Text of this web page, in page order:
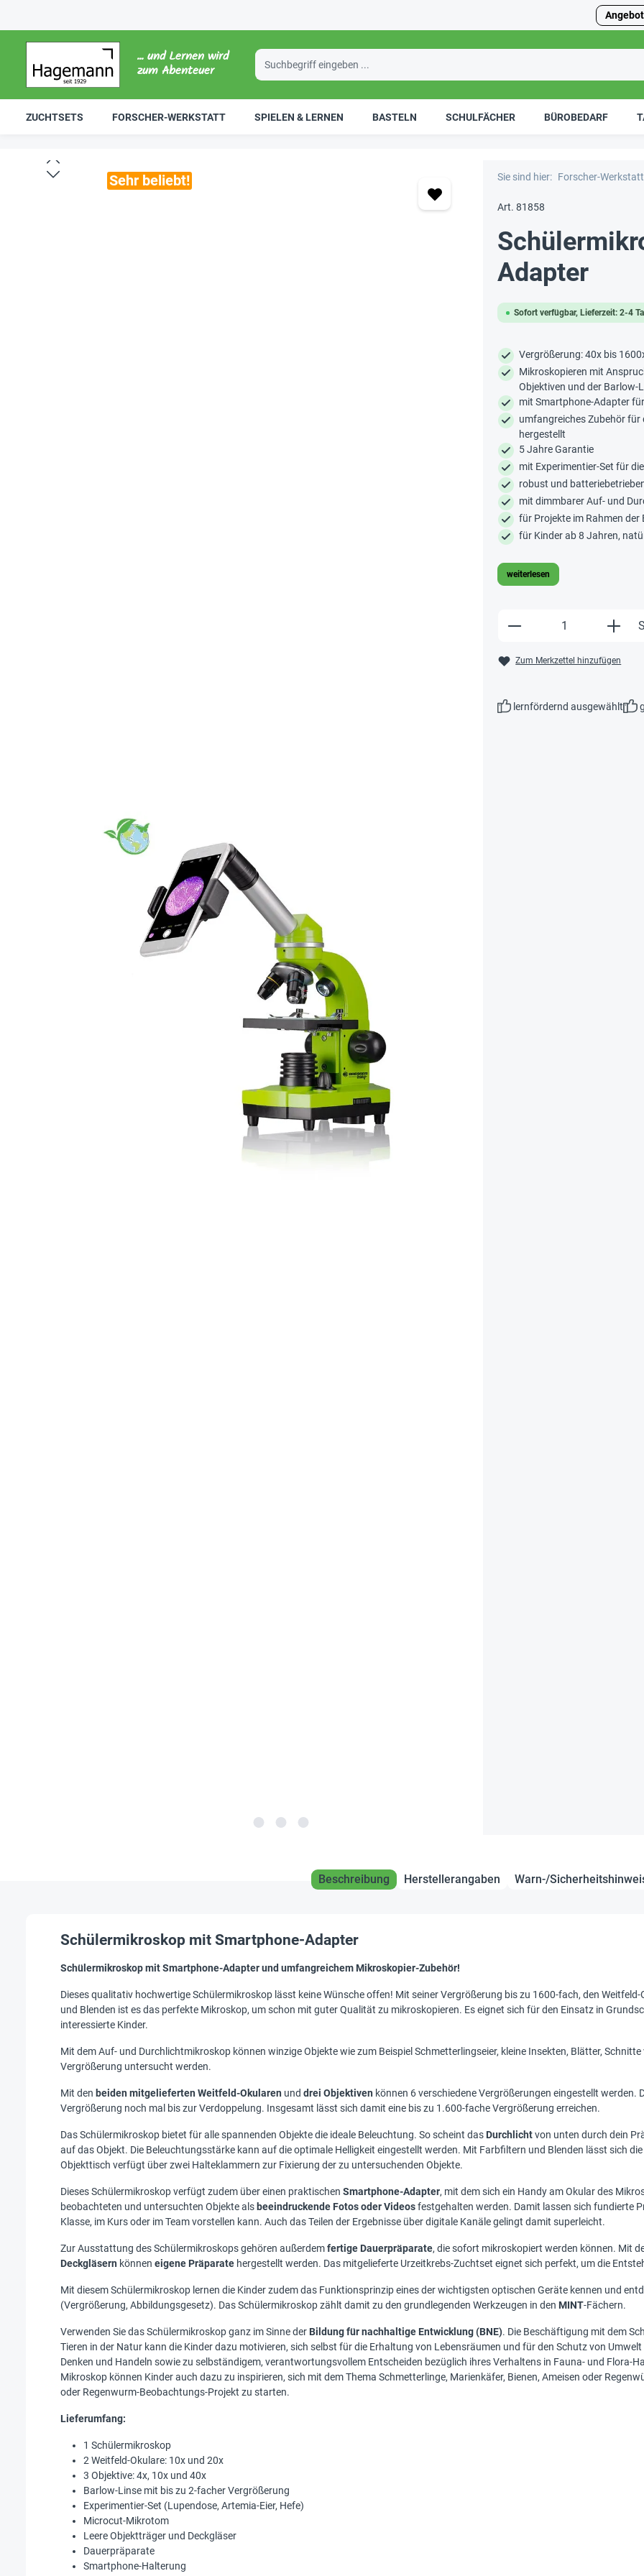
... und Lernen wird
zum Abenteuer
ZUCHTSETS FORSCHER-WERKSTATT SPIELEN & LERNEN BASTELN SCHULFÄCHER BÜROBEDARF
Sehr beliebt! Sie sind hier: Forscher-Werkstatt
Art. 81858
Adapter
Sofort verfügbar, Lieferzeit: 2-4
Vergrößerung: 40x bis
Mikroskopieren mit
Objektiven und der Barlow-
mit Smartphone-Adapter
umfangreiches Zubehör für
hergestellt
5 Jahre Garantie
mit Experimentier-Set für
robust und
mit dimmbarer Auf- und
für Projekte im Rahmen
für Kinder ab 8 Jahren,
weiterlesen
Produkt Anzahl:
Zum Merkzettel hinzufügen
lernfördernd ausgewählt
Beschreibung Herstellerangaben Warn-/
Schülermikroskop mit Smartphone-Adapter
Schülermikroskopmit Smartphone-Adapter und umfangreichem Mikroskopier-Zubehör!
Dieses qualitativ hochwertige Schülermikroskop lässt keine Wünsche offen! Mit seiner Vergrößerung bis zu 1600-fach, den
und Blenden ist es das perfekte Mikroskop, um schon mit guter Qualität zu mikroskopieren. Es eignet sich für den Einsatz in
interessierte Kinder.
Mit dem Auf- und Durchlichtmikroskop können winzige Objekte wie zum Beispiel Schmetterlingseier, kleine Insekten, Blätter,
Vergrößerung untersucht werden.
Mit den beiden mitgelieferten Weitfeld-Okularen und drei Objektiven können 6 verschiedene Vergrößerungen eingestellt werden.
Vergrößerung noch mal bis zur Verdoppelung. Insgesamt lässt sich damit eine bis zu 1.600-fache Vergrößerung erreichen.
Das Schülermikroskop bietet für alle spannenden Objekte die ideale Beleuchtung. So scheint das Durchlichtvon unten durch dein
auf das Objekt. Die Beleuchtungsstärke kann auf die optimale Helligkeit eingestellt werden. Mit Farbfiltern und Blenden lässt sich
Objekttisch verfügt über zwei Halteklammern zur Fixierung der zu untersuchenden Objekte.
Dieses Schülermikroskop verfügt zudem über einen praktischen Smartphone-Adapter, mit dem sich ein Handy am Okular des
beobachteten und untersuchten Objekte als beeindruckende Fotos oder Videosfestgehalten werden. Damit lassen sich fundierte
Klasse, im Kurs oder im Team vorstellen kann. Auch das Teilen der Ergebnisse über digitale Kanäle gelingt damit superleicht.
Zur Ausstattung des Schülermikroskops gehören außerdemfertige Dauerpräparate, die sofort mikroskopiert werden können. Mit
Deckgläsern können eigene Präparate hergestellt werden. Das mitgelieferte Urzeitkrebs-Zuchtset eignet sich perfekt, um die
Mit diesem Schülermikroskop lernen die Kinder zudem das Funktionsprinzip eines der wichtigsten optischen Geräte kennen und
(Vergrößerung, Abbildungsgesetz). Das Schülermikroskop zählt damit zu den grundlegenden Werkzeugen in den MINT-Fächern.
Verwenden Sie das Schülermikroskop ganz im Sinne der Bildung für nachhaltige Entwicklung (BNE). Die Beschäftigung mit dem
Tieren in der Natur kann die Kinder dazu motivieren, sich selbst für die Erhaltung von Lebensräumen und für den Schutz von
Denken und Handeln sowie zu selbständigem, verantwortungsvollem Entscheiden bezüglich ihres Verhaltens in Fauna- und Flora-
Mikroskop können Kinder auch dazu zu inspirieren, sich mit dem Thema Schmetterlinge, Marienkäfer, Bienen, Ameisen oder
oder Regenwurm-Beobachtungs-Projekt zu starten.
Lieferumfang:
1 Schülermikroskop
2 Weitfeld-Okulare: 10x und 20x
3 Objektive: 4x, 10x und 40x
Barlow-Linse mit bis zu 2-facher Vergrößerung
Experimentier-Set (Lupendose, Artemia-Eier, Hefe)
Microcut-Mikrotom
Leere Objektträger und Deckgläser
Dauerpräparate
Smartphone-Halterung